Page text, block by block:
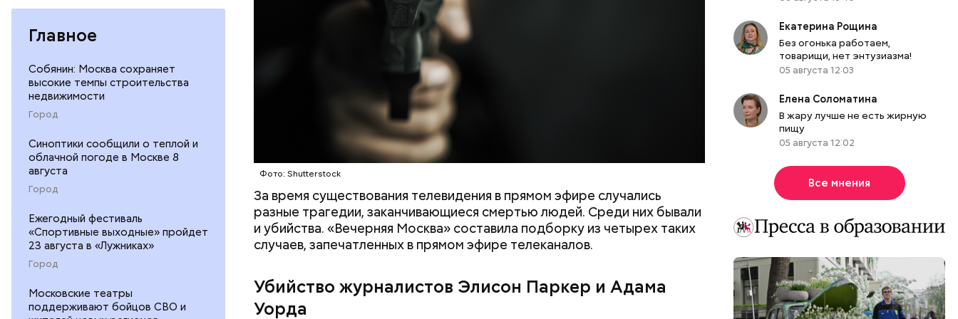
Главное
Собянин: Москва сохраняет
высокие темпы строительства
недвижимости
Город
Синоптики сообщили о теплой и
облачной погоде в Москве 8
августа
Город
Ежегодный фестиваль
«Спортивные выходные» пройдет
23 августа в «Лужниках»
Город
Московские театры
поддерживают бойцов СВО и
Фото: Shutterstock
За время существования телевидения в прямом эфире случались
разные трагедии, заканчивающиеся смертью людей. Среди них бывали
и убийства. «Вечерняя Москва» составила подборку из четырех таких
случаев, запечатленных в прямом эфире телеканалов.
Убийство журналистов Элисон Паркер и Адама
Уорда
Фото: соцсети скриншот
однажды позволила себе расистское высказывание в его адрес и даже
его «подсидела», а Уорд написал на него жалобу в отдел кадров.
Леонтьев заметил, что атака целой акульей стаи на человека в
открытом море или океане вполне реальна. Следовательно, нужно
Екатерина Рощина
Без огонька работаем,
товарищи, нет энтузиазма!
05 августа 12:03
Елена Соломатина
В жару лучше не есть жирную
пищу
05 августа 12:02
Все мнения